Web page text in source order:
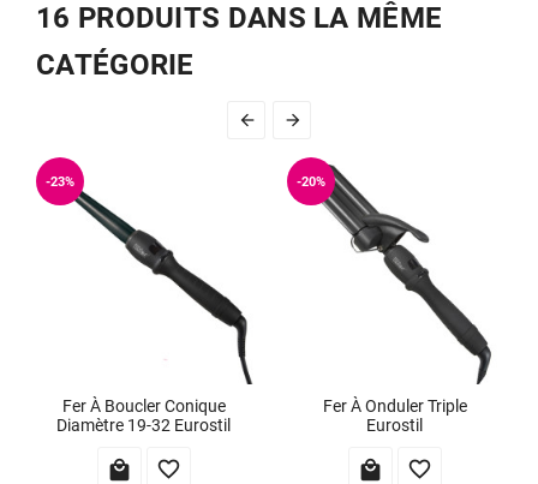
16 PRODUITS DANS LA MÊME
CATÉGORIE
 
-23%
Fer À Boucler Conique
Diamètre 19-32 Eurostil
 
-20%
Fer À Onduler Triple
Eurostil
 